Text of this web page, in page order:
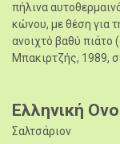
πήλινα
κώνου, με θέση για
ανοιχτό βαθύ πιάτο
Μπακιρτζής, 1989,
Ελληνική
Σαλτσάριον